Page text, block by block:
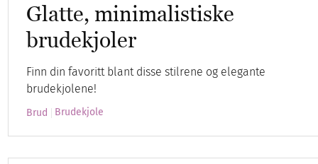
Glatte, minimalistiske
brudekjoler
Finn din favoritt blant disse stilrene og elegante
brudekjolene!
Brud Brudekjole